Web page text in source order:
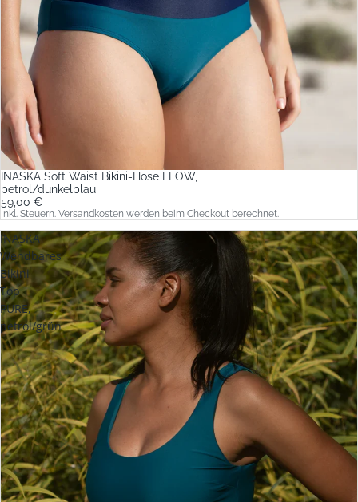
INASKA Soft Waist Bikini-Hose FLOW,
petrol/dunkelblau
59,00 €
Inkl. Steuern. Versandkosten werden beim Checkout berechnet.
INASKA
Wendbares
Bikini-
Top
PURE,
petrol/grün